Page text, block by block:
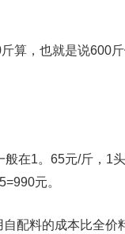
算，也就是说600斤
般在1。65元/斤，1
元。
配料的成本比全价